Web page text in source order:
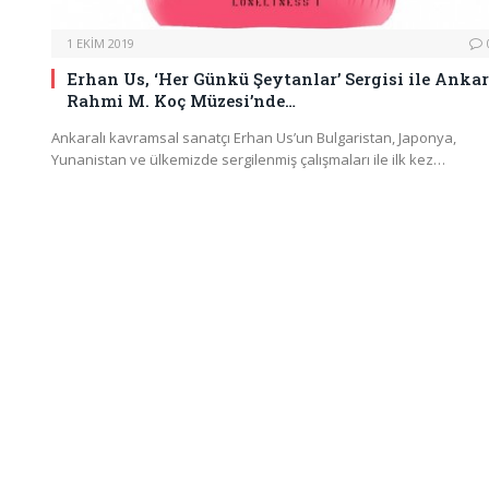
1 EKIM 2019
Erhan Us, ‘Her Günkü Şeytanlar’ Sergisi ile
Rahmi M. Koç Müzesi’nde…
Ankaralı kavramsal sanatçı Erhan Us’un Bulgaristan, Japonya,
Yunanistan ve ülkemizde sergilenmiş çalışmaları ile ilk kez…